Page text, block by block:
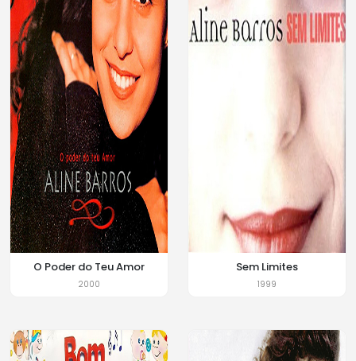
O Poder do Teu Amor
2000
Sem Limites
1999